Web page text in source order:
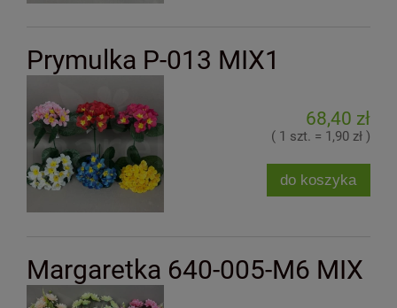
Prymulka P-013 MIX1
68,40 zł
( 1 szt. = 1,90 zł )
do koszyka
Margaretka 640-005-M6 MIX